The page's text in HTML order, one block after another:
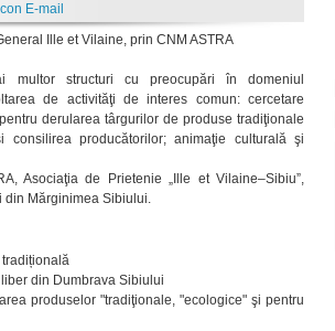
E-mail
Ille et Vilaine, prin CNM ASTRA
multor structuri cu preocupări în domeniul
de activităţi de interes comun: cercetare
derularea târgurilor de produse tradiţionale
producătorilor; animaţie culturală şi
Asociaţia de Prietenie „Ille et Vilaine–Sibiu”,
din Mărginimea Sibiului.
din Dumbrava Sibiului
produselor "tradiţionale, "ecologice" şi pentru